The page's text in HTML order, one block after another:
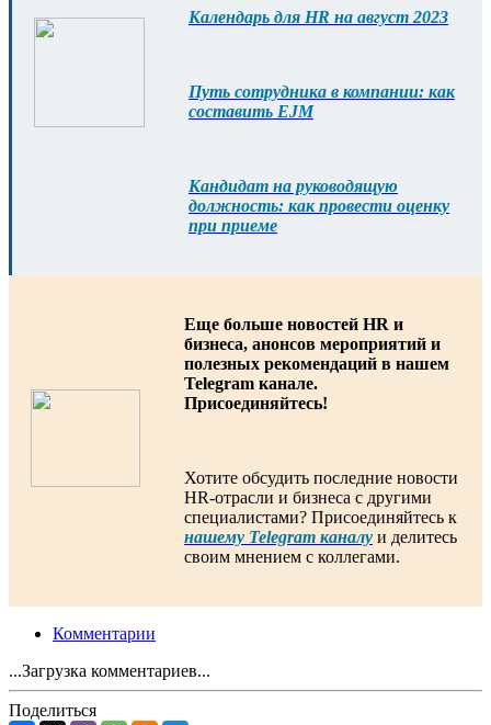
Календарь для HR на август 2023
Путь сотрудника в компании: как
составить EJM
Кандидат на руководящую
должность: как провести оценку
при приеме
Еще больше новостей HR и
бизнеса, анонсов мероприятий и
полезных рекомендаций в нашем
Telegram канале.
Присоединяйтесь!
Хотите обсудить последние новости
HR-отрасли и бизнеса с другими
специалистами? Присоединяйтесь к
нашему Telegram каналу и делитесь
своим мнением с коллегами.
Комментарии
...Загрузка комментариев...
Поделиться